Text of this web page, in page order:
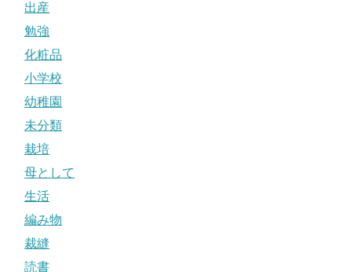
出産
勉強
化粧品
小学校
幼稚園
未分類
栽培
母として
生活
編み物
裁縫
読書